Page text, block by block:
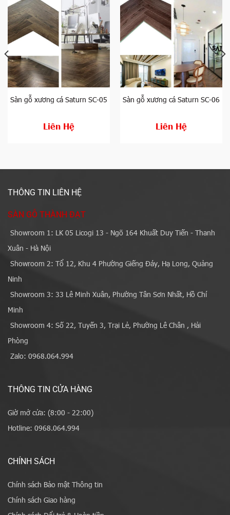
Sàn gỗ xương cá Saturn SC-05
Liên Hệ
Sàn gỗ xương cá Saturn SC-06
Liên Hệ
THÔNG TIN LIÊN HỆ
SÀN GỖ THÀNH ĐẠT
Showroom 1: LK 05 Licogi 13 - Ngõ 164 Khuất Duy Tiến - Thanh
Xuân - Hà Nội
Showroom 2: Tổ 12, Khu 4 Phường Giếng Đáy, Hạ Long, Quảng
Ninh
Showroom 3: 33 Lê Minh Xuân, Phường Tân Sơn Nhất, Hồ Chí
Minh
Showroom 4: Số 22, Tuyến 3, Trại Lẻ, Phường Lê Chân , Hải
Phòng
Zalo: 0968.064.994
THÔNG TIN CỬA HÀNG
Giờ mở cửa: (8:00 - 22:00)
Hotline: 0968.064.994
CHÍNH SÁCH
Chính sách Bảo mật Thông tin
Chính sách Giao hàng